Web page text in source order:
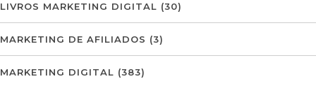
LIVROS MARKETING DIGITAL (30)
MARKETING DE AFILIADOS (3)
MARKETING DIGITAL (383)